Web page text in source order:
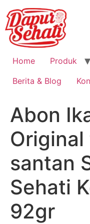
Home Produk
Berita & Blog
Abon
Original
santan
Sehati
92gr